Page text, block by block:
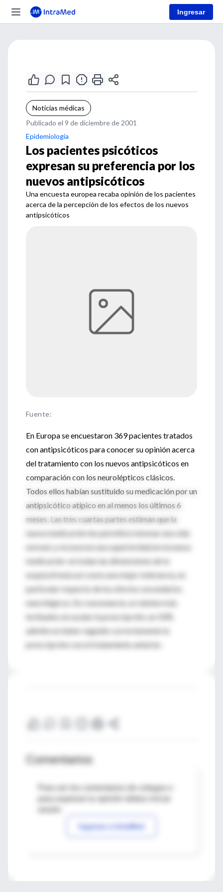
Ingresar
Noticias médicas
Publicado el 9 de diciembre de 2001
Epidemiología
Los pacientes psicóticos
expresan su preferencia por los
nuevos antipsicóticos
Una encuesta europea recaba opinión de los pacientes
acerca de la percepción de los efectos de los nuevos
antipsicóticos
Fuente:
En Europa se encuestaron 369 pacientes tratados
con antipsicóticos para conocer su opinión acerca
del tratamiento con los nuevos antipsicóticos en
comparación con los neurolépticos clásicos.
Todos ellos habían sustituido su medicación por un
antipsicótico atípico en al menos los últimos 6
meses. Las tres cuartas partes estiman que la
nueva medicación les permitirá retomar una vida
normal, y reconocen una superioridad en la nueva
medicación en todas las dimensiones de la
esquizofrenia así como una mejor tolerancia, en
particular respecto de los efectos secundarios
neurológicos. En consonancia, se sienten más
inclinados en acatar la prescripción; un 50%
admite no haber seguido correctamente la
prescripción con el tratamiento anterior.
Comentarios
Para ver los comentarios de colegas o
Ingresar a IntraMed